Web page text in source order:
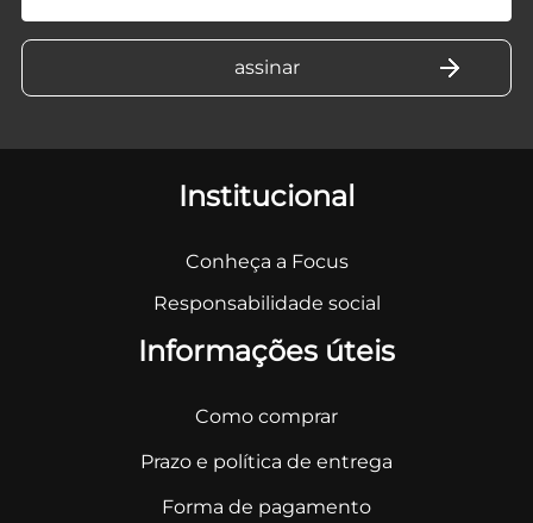
Institucional
Conheça a Focus
Responsabilidade social
Informações úteis
Como comprar
Prazo e política de entrega
Forma de pagamento